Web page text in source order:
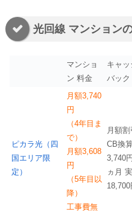
光回線 マンション
マンショ
ン 料金
キャッ
バック
ピカラ光（四
国エリア限
定）
月額3,740
円
（4年目ま
で）
月額3,608
円
（5年目以
降）
工事費無
月額
CB換
3,740
ヵ月
18,700